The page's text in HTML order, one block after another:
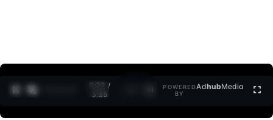
0:30 /
3:35
POWERED
BY
AdhubMedia